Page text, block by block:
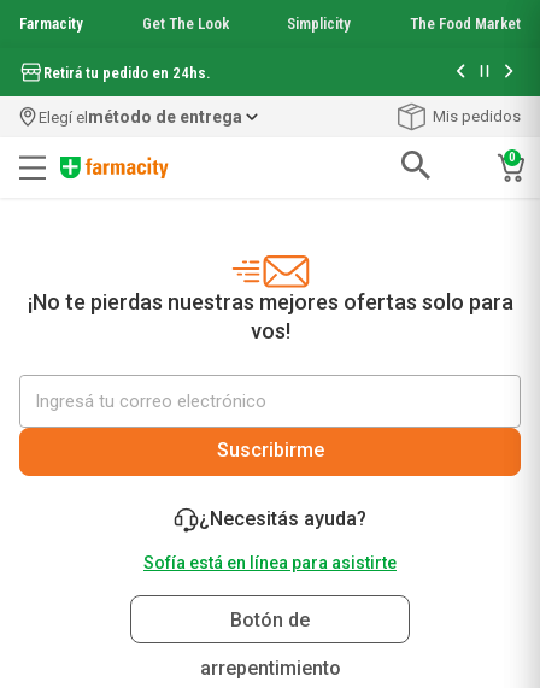
Farmacity Get The Look Simplicity The Food Market
Retirá tu pedido en 24hs. Hasta 6
Elegí elmétodo de entrega Mis pedidos
0
¡No te pierdas nuestras mejores ofertas solo para
vos!
Suscribirme
¿Necesitás ayuda?
Sofía está en línea para asistirte
Botón de
arrepentimiento
garnier toque seco crema facial
. mela b3
6
get the look
8
9